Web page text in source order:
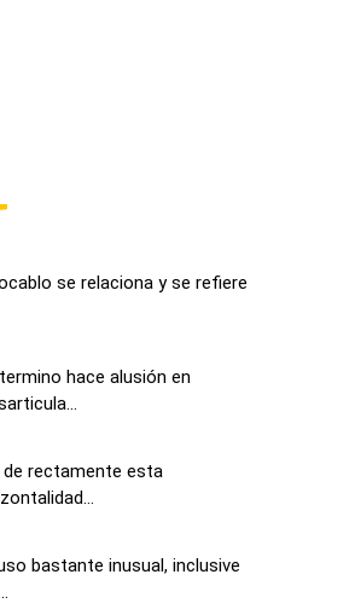
se relaciona y se refiere
hace alusión en
de rectamente esta
bastante inusual, inclusive